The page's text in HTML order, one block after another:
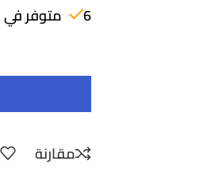
6 متوفر في المخزون
مقارنة